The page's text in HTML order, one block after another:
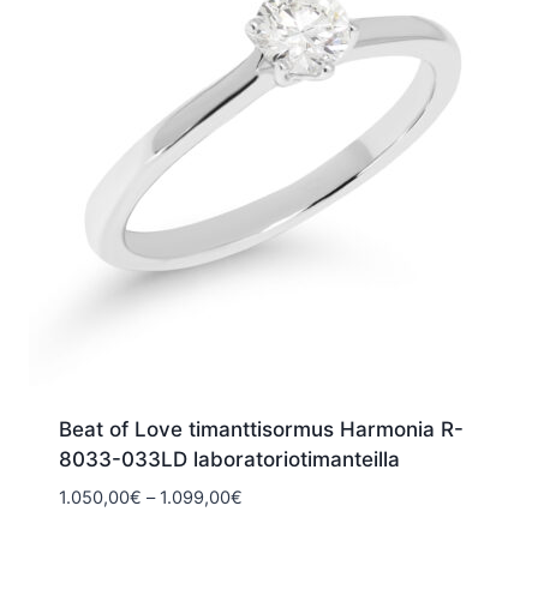
Beat of Love timanttisormus Harmonia R-
8033-033LD laboratoriotimanteilla
1.050,00€ – 1.099,00€Hintaluokka: